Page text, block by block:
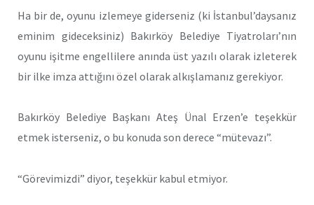
Ha bir de, oyunu izlemeye giderseniz (ki İstanbul’daysanız
eminim gideceksiniz) Bakırköy Belediye Tiyatroları’nın
oyunu işitme engellilere anında üst yazılı olarak izleterek
bir ilke imza attığını özel olarak alkışlamanız gerekiyor.
Bakırköy Belediye Başkanı Ateş Ünal Erzen’e teşekkür
etmek isterseniz, o bu konuda son derece “mütevazı”.
“Görevimizdi” diyor, teşekkür kabul etmiyor.